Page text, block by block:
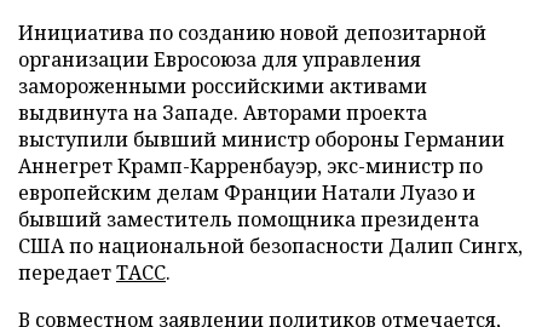
Инициатива по созданию новой депозитарной
организации Евросоюза для управления
замороженными российскими активами
выдвинута на Западе. Авторами проекта
выступили бывший министр обороны Германии
Аннегрет Крамп-Карренбауэр, экс-министр по
европейским делам Франции Натали Луазо и
бывший заместитель помощника президента
США по национальной безопасности Далип Сингх,
передаетТАСС.
В совместном заявлении политиков отмечается,